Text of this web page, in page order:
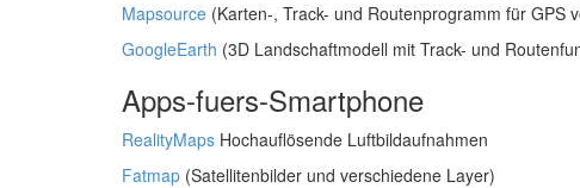
Mapsource (Karten-, Track- und Routenprogramm für GPS
GoogleEarth (3D Landschaftmodell mit Track- und
Apps-fuers-Smartphone
RealityMaps Hochauflösende Luftbildaufnahmen
Fatmap (Satellitenbilder und verschiedene Layer)